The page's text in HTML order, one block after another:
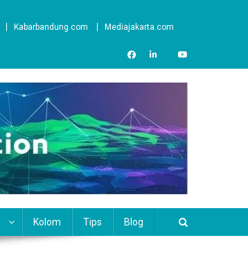
Kabarbandung.com
Mediajakarta.com
Kolom Tips Blog